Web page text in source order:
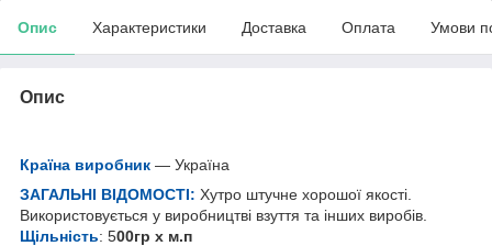
Опис Характеристики Доставка Оплата Умови
Опис
Країна виробник — Україна
ЗАГАЛЬНІ ВІДОМОСТІ: Хутро штучне хорошої якості.
Використовується у виробництві взуття та інших виробів.
Щільність: 500гр х м.п